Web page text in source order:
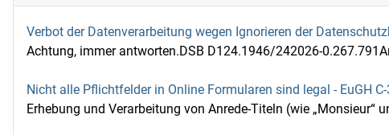
Verbot der Datenverarbeitung wegen Ignorieren der
Achtung, immer antworten.DSB D124.1946/242026-
Nicht alle Pflichtfelder in Online Formularen sind legal - EuGH
Erhebung und Verarbeitung von Anrede-Titeln (wie „Monsieur“